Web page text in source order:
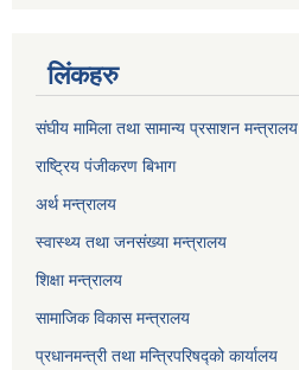
लिंकहरु
संघीय मामिला तथा सामान्य प्रसाशन मन्त्रालय
राष्ट्रिय पंजीकरण बिभाग
अर्थ मन्त्रालय
स्वास्थ्य तथा जनसंख्या मन्त्रालय
शिक्षा मन्त्रालय
सामाजिक विकास मन्त्रालय
प्रधानमन्त्री तथा मन्त्रिपरिषद्को कार्यालय